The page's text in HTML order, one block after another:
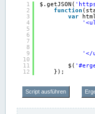
1
2
3
4
5
6
7
8
9
10
11
12
$.getJSON( '
function
var
'</
$(
});
Script ausführen